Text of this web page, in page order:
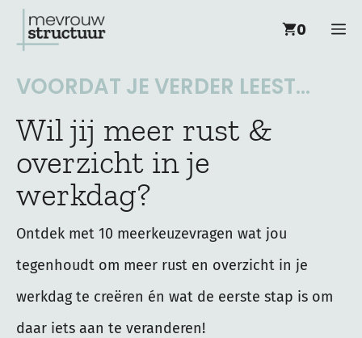
naar
0
VOORDAT JE VERDER LEEST...
Wil jij meer rust &
overzicht in je
werkdag?
Ontdek met 10 meerkeuzevragen wat jou
tegenhoudt om meer rust en overzicht in je
werkdag te creëren én wat de eerste stap is om
daar iets aan te veranderen!